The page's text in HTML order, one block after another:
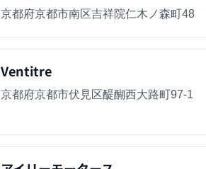
京都府京都市南区吉祥院仁木ノ森町48
Ventitre
京都府京都市伏見区醍醐西大路町97-1